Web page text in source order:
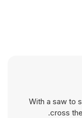
With a saw to
cross